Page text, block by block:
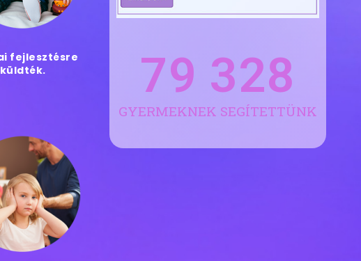
fejlesztésre
küldték.
GYERMEKNEK SEGÍTETTÜNK
79 328